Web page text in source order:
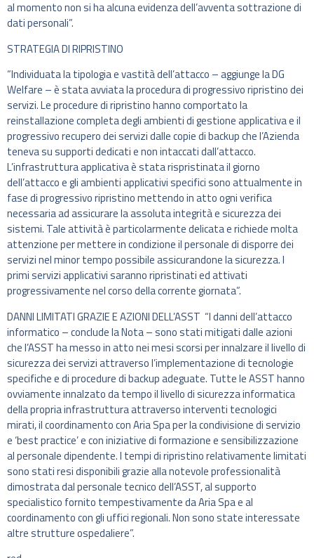
al momento non si ha alcuna evidenza dell’avventa sottrazione di
dati personali”.
STRATEGIA DI RIPRISTINO
“Individuata la tipologia e vastità dell’attacco – aggiunge la DG
Welfare – è stata avviata la procedura di progressivo ripristino dei
servizi. Le procedure di ripristino hanno comportato la
reinstallazione completa degli ambienti di gestione applicativa e il
progressivo recupero dei servizi dalle copie di backup che l’Azienda
teneva su supporti dedicati e non intaccati dall’attacco.
L’infrastruttura applicativa è stata rispristinata il giorno
dell’attacco e gli ambienti applicativi specifici sono attualmente in
fase di progressivo ripristino mettendo in atto ogni verifica
necessaria ad assicurare la assoluta integrità e sicurezza dei
sistemi. Tale attività è particolarmente delicata e richiede molta
attenzione per mettere in condizione il personale di disporre dei
servizi nel minor tempo possibile assicurandone la sicurezza. I
primi servizi applicativi saranno ripristinati ed attivati
progressivamente nel corso della corrente giornata”.
DANNI LIMITATI GRAZIE E AZIONI DELL’ASST “I danni dell’attacco
informatico – conclude la Nota – sono stati mitigati dalle azioni
che l’ASST ha messo in atto nei mesi scorsi per innalzare il livello di
sicurezza dei servizi attraverso l’implementazione di tecnologie
specifiche e di procedure di backup adeguate. Tutte le ASST hanno
ovviamente innalzato da tempo il livello di sicurezza informatica
della propria infrastruttura attraverso interventi tecnologici
mirati, il coordinamento con Aria Spa per la condivisione di servizio
e ‘best practice’ e con iniziative di formazione e sensibilizzazione
al personale dipendente. I tempi di ripristino relativamente limitati
sono stati resi disponibili grazie alla notevole professionalità
dimostrata dal personale tecnico dell’ASST, al supporto
specialistico fornito tempestivamente da Aria Spa e al
coordinamento con gli uffici regionali. Non sono state interessate
altre strutture ospedaliere”.